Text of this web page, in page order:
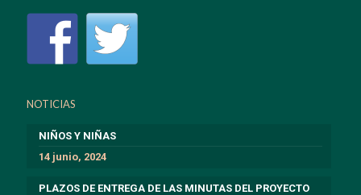
NOTICIAS
NIÑOS Y NIÑAS
14 junio, 2024
PLAZOS DE ENTREGA DE LAS MINUTAS DEL PROYECTO